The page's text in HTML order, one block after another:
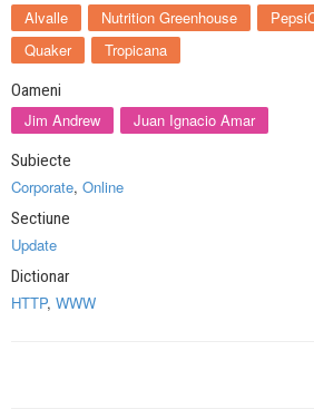
Alvalle Nutrition Greenhouse
Quaker
Tropicana
Oameni
Jim Andrew Juan Ignacio Amar
Subiecte
Corporate, Online
Sectiune
Update
Dictionar
HTTP, WWW